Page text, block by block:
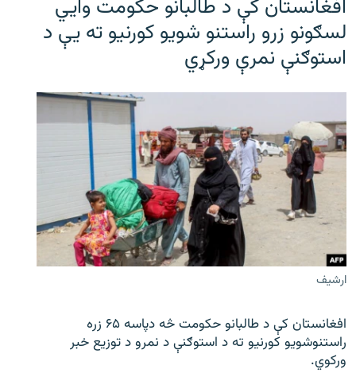
افغانستان کې د طالبانو حکومت وايي
لسګونو زرو راستنو شویو کورنیو ته یې د
استوګنې نمرې ورکړي
ارشیف
افغانستان کې د طالبانو حکومت څه دپاسه ۶۵ زره
راستنوشویو کورنیو ته د استوګنې د نمرو د توزیع خبر
ورکوي.